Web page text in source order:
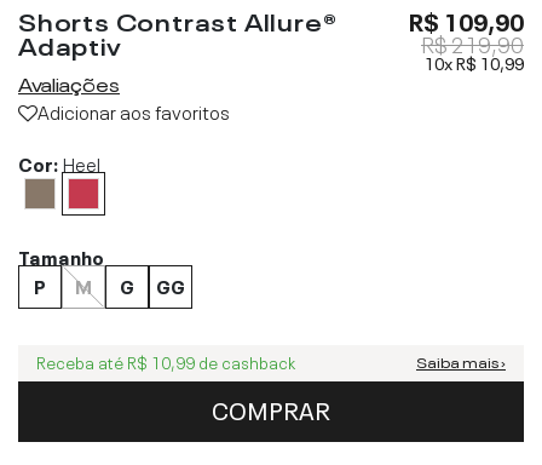
Shorts Contrast Allure®
Adaptiv
Avaliações
Adicionar aos favoritos
R$ 109,90
R$ 219,90
10xR$ 10,99
Cor:Heel
Tamanho
P
M G GG
Receba até R$ 10,99 de cashback Saiba mais ›
COMPRAR